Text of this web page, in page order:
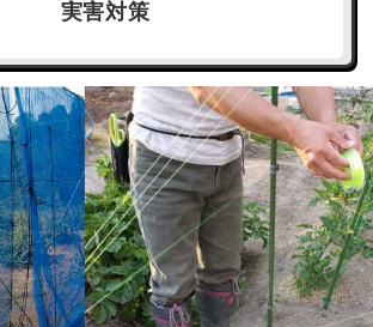
実害対策